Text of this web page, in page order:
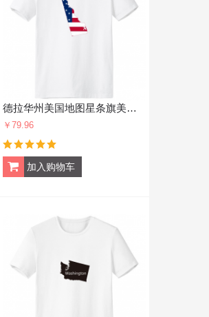
德拉华州美国地图星条旗美国国旗 男女白色短袖T恤创意纪念衫个性T恤衫礼物
￥79.96